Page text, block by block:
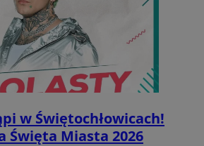
w Świętochłowicach!
Święta Miasta 2026